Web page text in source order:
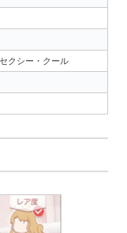
クシー・クール